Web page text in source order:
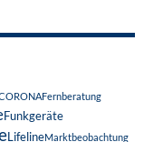
Fernberatung
Funkgeräte
LifelineMarktbeobachtung